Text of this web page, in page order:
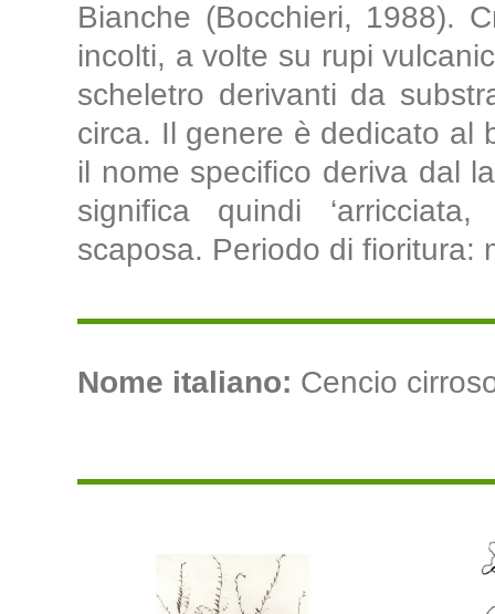
Bianche (Bocchieri, 1988).
incolti, a volte su rupi
scheletro derivanti da
circa. Il genere è dedicato al
il nome specifico deriva dal
significa quindi
scaposa. Periodo di fioritura:
Nome italiano: Cencio